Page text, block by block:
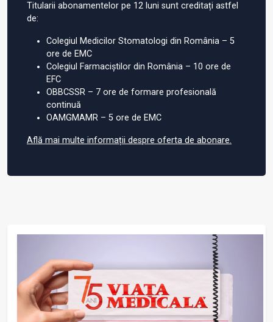
Titularii abonamentelor pe 12 luni sunt creditați astfel
de:
Colegiul Medicilor Stomatologi din România – 5
ore de EMC
Colegiul Farmaciștilor din România – 10 ore de
EFC
OBBCSSR – 7 ore de formare profesională
continuă
OAMGMAMR – 5 ore de EMC
Află mai multe informații despre oferta de abonare.